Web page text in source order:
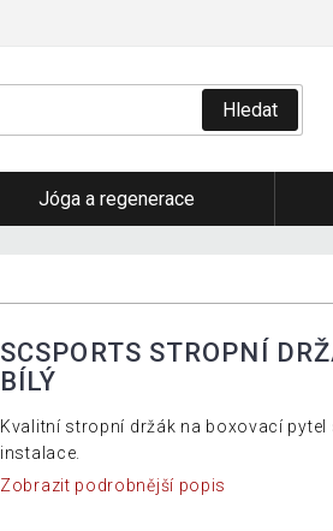
Hledat
Jóga a regenerace
SCSPORTS STROPNÍ
BÍLÝ
Kvalitní stropní držák na boxovací
instalace.
Zobrazit podrobnější popis